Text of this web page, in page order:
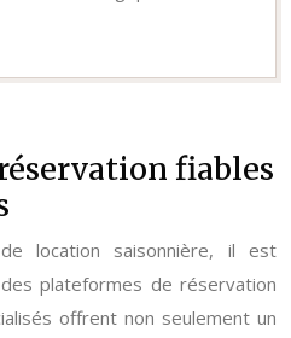
fiables
location saisonnière, il est
plateformes de réservation
offrent non seulement un